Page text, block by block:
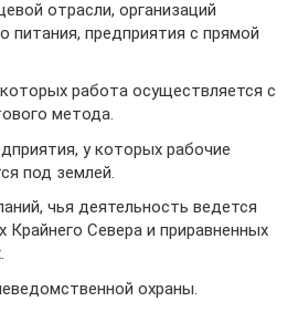
отрасли, организаций
питания, предприятия с прямой
работа осуществляется с
метода.
у которых рабочие
под землей.
чья деятельность ведется
Крайнего Севера и приравненных
охраны.